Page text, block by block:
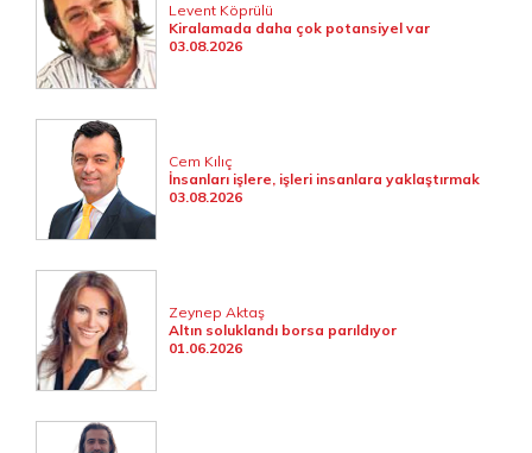
Levent Köprülü
Kiralamada daha çok potansiyel var
03.08.2026
Cem Kılıç
İnsanları işlere, işleri insanlara yaklaştırmak
03.08.2026
Zeynep Aktaş
Altın soluklandı borsa parıldıyor
01.06.2026